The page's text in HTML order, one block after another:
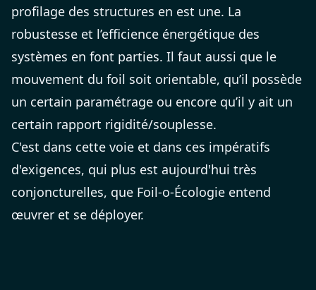
profilage des structures en est une. La
robustesse et l’efficience énergétique des
systèmes en font parties. Il faut aussi que le
mouvement du foil soit orientable, qu’il possède
un certain paramétrage ou encore qu’il y ait un
certain rapport rigidité/souplesse.
C'est dans cette voie et dans ces impératifs
d'exigences, qui plus est aujourd'hui très
conjoncturelles, que Foil-o-Écologie entend
œuvrer et se déployer.